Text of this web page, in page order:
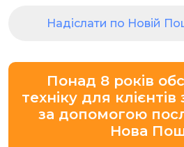
Надіслати по Новій
Понад 8 років
техніку для клієнтів
за допомогою
Нова